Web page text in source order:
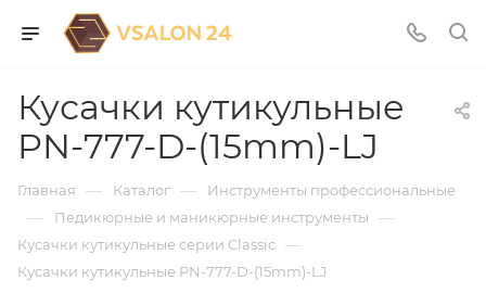
Кусачки кутикульные
PN-777-D-(15mm)-LJ
Главная — Каталог — Инструменты профессиональные
— Педикюрные и маникюрные инструменты —
Кусачки кутикульные серии Classic —
Кусачки кутикульные PN-777-D-(15mm)-LJ